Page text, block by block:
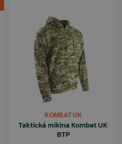
KOMBAT UK
Taktická mikina Kombat UK
BTP